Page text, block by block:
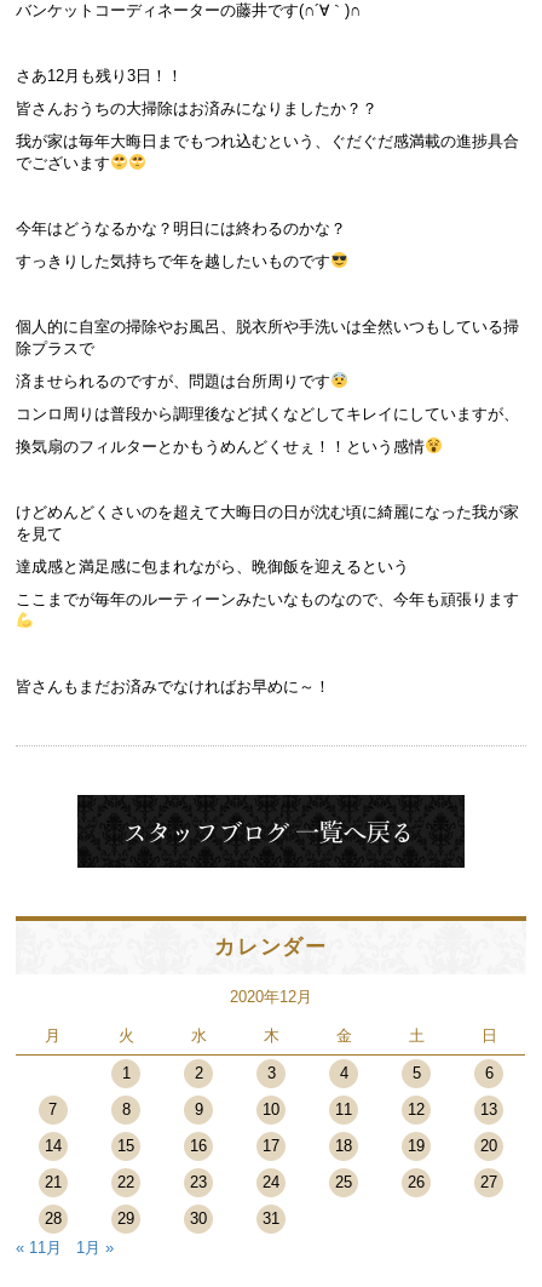
バンケットコーディネーターの藤井です(∩´∀｀)∩
さあ12月も残り3日！！
皆さんおうちの大掃除はお済みになりましたか？？
我が家は毎年大晦日までもつれ込むという、ぐだぐだ感満載の進捗具合
でございます
今年はどうなるかな？明日には終わるのかな？
すっきりした気持ちで年を越したいものです
個人的に自室の掃除やお風呂、脱衣所や手洗いは全然いつもしている掃
除プラスで
済ませられるのですが、問題は台所周りです
コンロ周りは普段から調理後など拭くなどしてキレイにしていますが、
換気扇のフィルターとかもうめんどくせぇ！！という感情
けどめんどくさいのを超えて大晦日の日が沈む頃に綺麗になった我が家
を見て
達成感と満足感に包まれながら、晩御飯を迎えるという
ここまでが毎年のルーティーンみたいなものなので、今年も頑張ります
皆さんもまだお済みでなければお早めに～！
カレンダー
2020年12月
月 火 水 木 金 土 日
1 2 3 4 5
6
7
8 9 10 11 12
13
14
15 16 17 18 19
20
21
22 23 24 25 26
27
28
29 30
31
« 11月
1月 »